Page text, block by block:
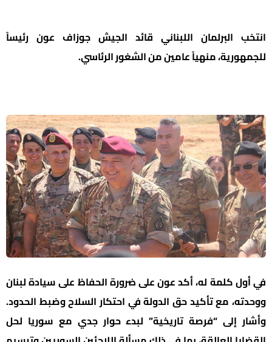
انتخب البرلمان اللبناني قائد الجيش جوزاف عون رئيساً
للجمهورية، منهياً عامين من الشغور الرئاسي.
في أول كلمة له، أكد عون على ضرورة الحفاظ على سيادة لبنان
ووحدته، مع تأكيد حق الدولة في احتكار السلاح وضبط الحدود.
وأشار إلى “فرصة تاريخية” لبدء حوار جدي مع سوريا لحل